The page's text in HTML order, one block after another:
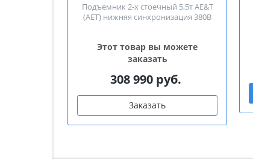
Подъемник 2-х стоечный 5,5т AE&T
(AET) нижняя синхронизация 380B
Этот товар вы можете
заказать
308 990 руб.
Заказать